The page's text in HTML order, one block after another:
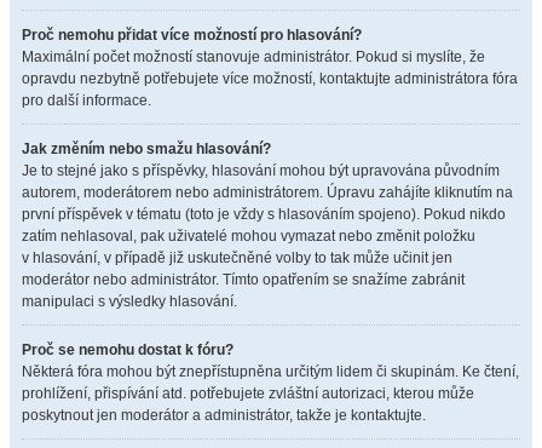
Proč nemohu přidat více možností pro hlasování?
Maximální počet možností stanovuje administrátor. Pokud si myslíte, že
opravdu nezbytně potřebujete více možností, kontaktujte administrátora fóra
pro další informace.
Jak změním nebo smažu hlasování?
Je to stejné jako s příspěvky, hlasování mohou být upravována původním
autorem, moderátorem nebo administrátorem. Úpravu zahájíte kliknutím na
první příspěvek v tématu (toto je vždy s hlasováním spojeno). Pokud nikdo
zatím nehlasoval, pak uživatelé mohou vymazat nebo změnit položku
v hlasování, v případě již uskutečněné volby to tak může učinit jen
moderátor nebo administrátor. Tímto opatřením se snažíme zabránit
manipulaci s výsledky hlasování.
Proč se nemohu dostat k fóru?
Některá fóra mohou být znepřístupněna určitým lidem či skupinám. Ke čtení,
prohlížení, přispívání atd. potřebujete zvláštní autorizaci, kterou může
poskytnout jen moderátor a administrátor, takže je kontaktujte.